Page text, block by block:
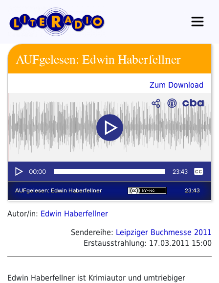
Inhalt
springen
AUFgelesen: Edwin Haberfellner
Zum Download
Autor/in: Edwin Haberfellner
Sendereihe: Leipziger Buchmesse 2011
Erstausstrahlung: 17.03.2011 15:00
Edwin Haberfellner ist Krimiautor und umtriebiger